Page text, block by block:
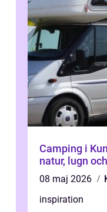
Camping i
natur, lugn
08 maj 2026
inspiration